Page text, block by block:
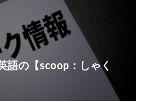
語の【scoop：しゃく